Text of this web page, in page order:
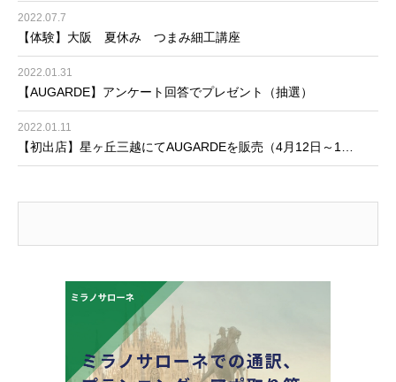
2022.07.7
【体験】大阪 夏休み つまみ細工講座
2022.01.31
【AUGARDE】アンケート回答でプレゼント（抽選）
2022.01.11
【初出店】星ヶ丘三越にてAUGARDEを販売（4月12日～1…